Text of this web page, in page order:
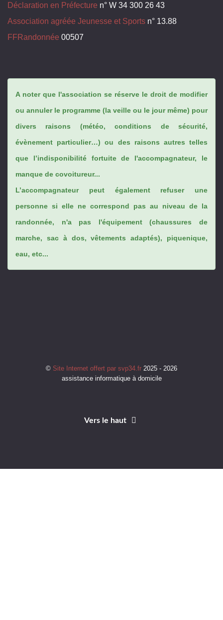
Déclaration en Préfecture n° W 34 300 26 43
Association agréée Jeunesse et Sports n° 13.88
FFRandonnée 00507
A noter que l'association se réserve le droit de modifier
ou annuler le programme (la veille ou le jour même) pour
divers raisons (météo, conditions de sécurité,
évènement particulier…) ou des raisons autres telles
que l’indisponibilité fortuite de l'accompagnateur, le
manque de covoitureur...
L’accompagnateur peut également refuser une
personne si elle ne correspond pas au niveau de la
randonnée, n'a pas l'équipement (chaussures de
marche, sac à dos, vêtements adaptés), piquenique,
eau, etc...
© Site Internet offert par svp34.fr 2025 - 2026
assistance informatique à domicile
Vers le haut